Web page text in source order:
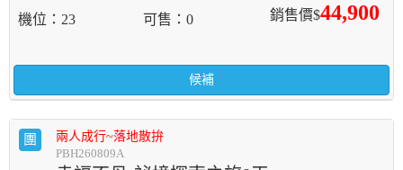
銷售價$44,900
機位 23 可售 0
候補
團
兩人成行~落地散拚
PBH260809A